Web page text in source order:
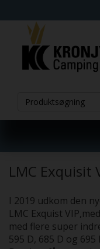
LMC Exquisit
I 2019 udkom den
LMC Exquist
med flere super
595 D, 685 D og